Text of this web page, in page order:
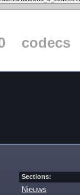
codecs
Sections:
Nieuws